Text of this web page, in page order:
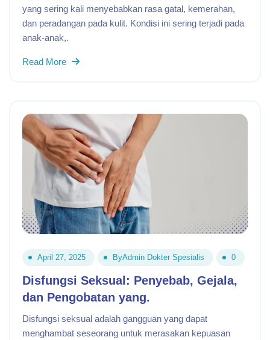
yang sering kali menyebabkan rasa gatal, kemerahan,
dan peradangan pada kulit. Kondisi ini sering terjadi pada
anak-anak,.
Read More
April 27, 2025 ByAdmin Dokter Spesialis 0
Disfungsi Seksual: Penyebab, Gejala,
dan Pengobatan yang.
Disfungsi seksual adalah gangguan yang dapat
menghambat seseorang untuk merasakan kepuasan